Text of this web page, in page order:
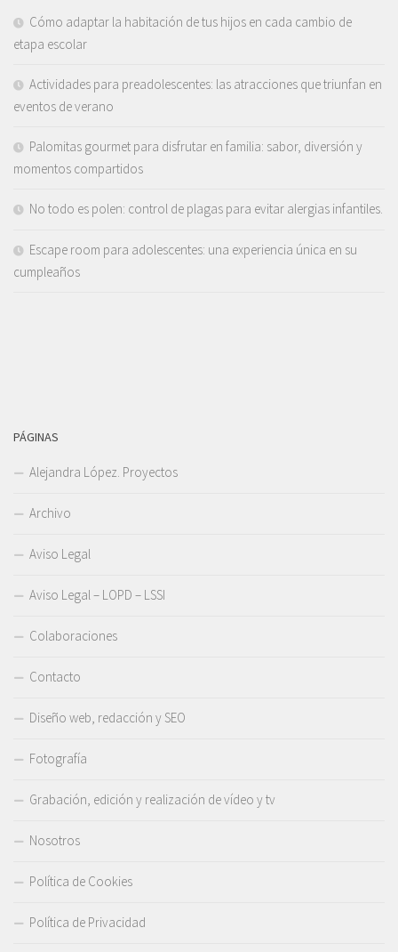
Cómo adaptar la habitación de tus hijos en cada cambio de
etapa escolar
Actividades para preadolescentes: las atracciones que triunfan en
eventos de verano
Palomitas gourmet para disfrutar en familia: sabor, diversión y
momentos compartidos
No todo es polen: control de plagas para evitar alergias infantiles.
Escape room para adolescentes: una experiencia única en su
cumpleaños
PÁGINAS
Alejandra López. Proyectos
Archivo
Aviso Legal
Aviso Legal – LOPD – LSSI
Colaboraciones
Contacto
Diseño web, redacción y SEO
Fotografía
Grabación, edición y realización de vídeo y tv
Nosotros
Política de Cookies
Política de Privacidad